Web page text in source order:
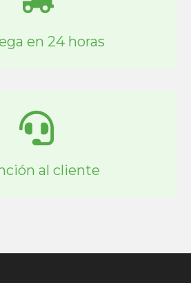
en 24 horas
al cliente